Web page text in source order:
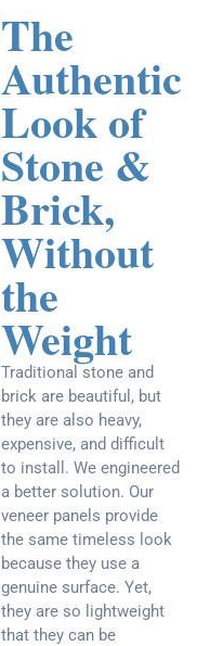
The
Authentic
Look of
Stone &
Brick,
Without
the
Weight
Traditional stone and
brick are beautiful, but
they are also heavy,
expensive, and difficult
to install. We engineered
a better solution. Our
veneer panels provide
the same timeless look
because they use a
genuine surface. Yet,
they are so lightweight
that they can be